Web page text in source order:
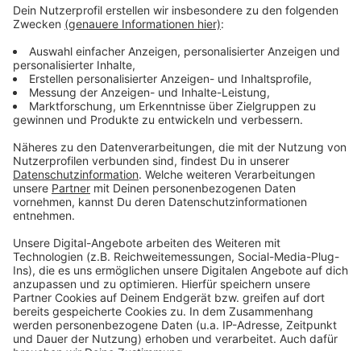
Dabei bedrohten sie die Frau mit einem Akkuschrauber
und zwangen sie, ihren Tresor zu öffnen. Aus diesem
erbeuteten sie erneut Geld und Wertsachen im Wert
von mehr als 23.000 Euro.
Zwei der Männer wurden wegen erpresserischen
Menschenraubs zu mehrjährigen Haftstrafen verurteilt.
Der dritte Angeklagte erhielt eine Bewährungsstrafe
wegen Anstiftung zum Einbruch und Diebstahl.
Anzeige
Anzeige